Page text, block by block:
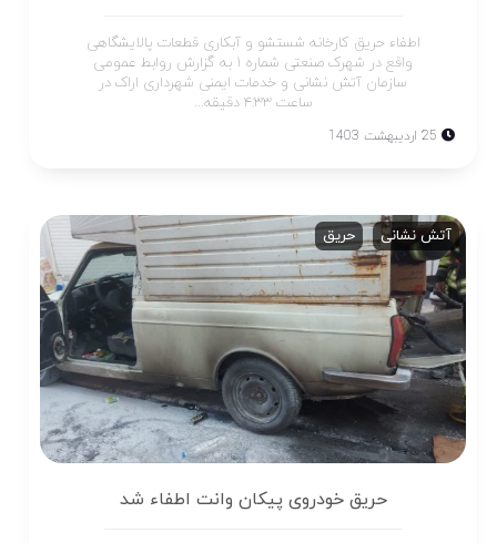
اطفاء حریق کارخانه شستشو و آبکاری قطعات پالایشگاهی
واقع در شهرک صنعتی شماره ۱ به گزارش روابط عمومی
سازمان آتش نشانی و خدمات ایمنی شهرداری اراک در
ساعت ۴:۳۳ دقیقه...
25 اردیبهشت 1403
آتش نشانی حریق
حریق خودروی پیکان وانت اطفاء شد